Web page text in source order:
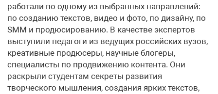
работали по одному из выбранных направлений:
по созданию текстов, видео и фото, по дизайну, по
SMM и продюсированию. В качестве экспертов
выступили педагоги из ведущих российских вузов,
креативные продюсеры, научные блогеры,
специалисты по продвижению контента. Они
раскрыли студентам секреты развития
творческого мышления, создания ярких текстов,